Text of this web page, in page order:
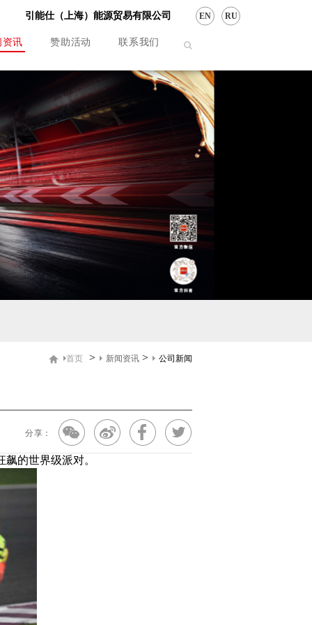
引能仕（上海）能源贸易有限公司 EN RU
资讯 赞助活动 联系我们
首页 > 新闻资讯 > 公司新闻
分享：
的世界级派对。